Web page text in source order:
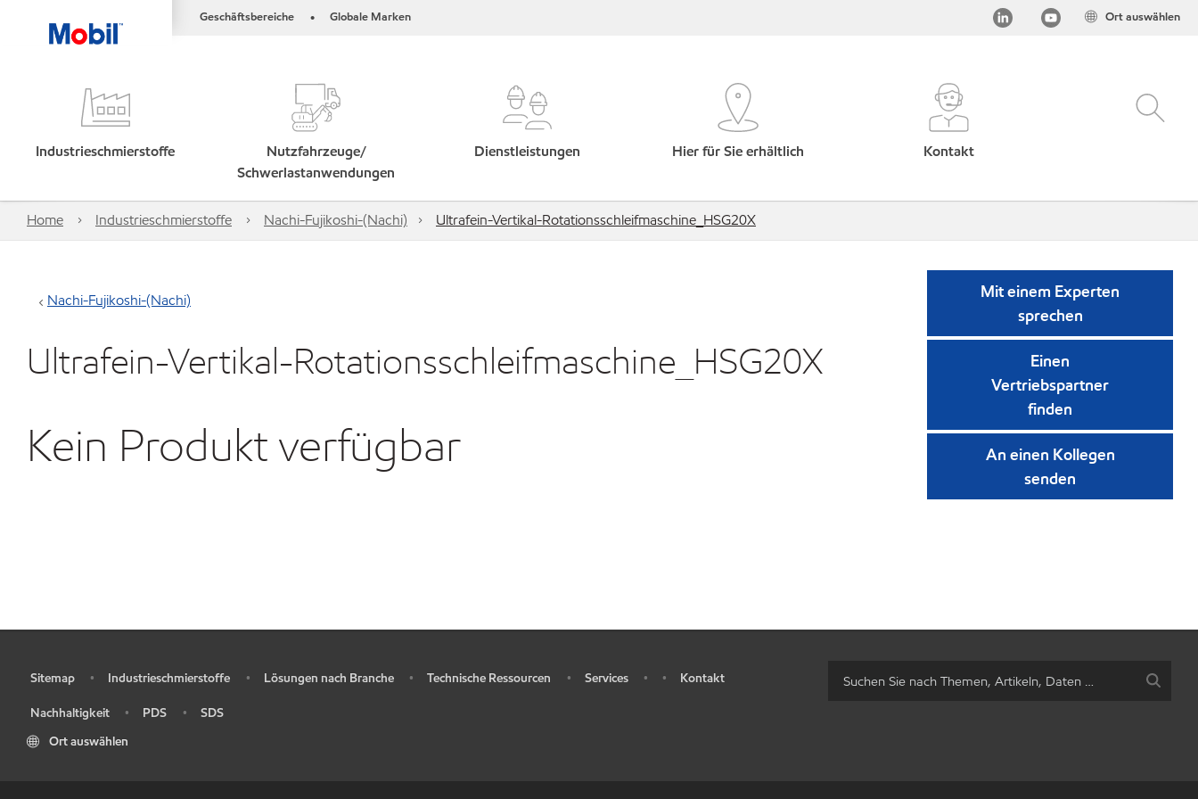
Geschäftsbereiche • Globale Marken Ort auswählen
Industrieschmierstoffe
Nutzfahrzeuge/
Schwerlastanwendungen
Dienstleistungen Hier für Sie erhältlich Kontakt
Home Industrieschmierstoffe Nachi-Fujikoshi-(Nachi) Ultrafein-Vertikal-Rotationsschleifmaschine_HSG20X
Nachi-Fujikoshi-(Nachi)
Ultrafein-Vertikal-Rotationsschleifmaschine_HSG20X
Kein Produkt verfügbar
Mit einem Experten
sprechen
Einen
Vertriebspartner
finden
An einen Kollegen
senden
Sitemap • Industrieschmierstoffe • Lösungen nach Branche • Technische Ressourcen • Services • • Kontakt
Nachhaltigkeit • PDS •
SDS
Ort auswählen